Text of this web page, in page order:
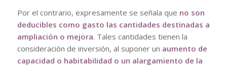
Por el contrario, expresamente se señala que no son
deducibles como gasto las cantidades destinadas a
ampliación o mejora. Tales cantidades tienen la
consideración de inversión, al suponer un aumento de
capacidad o habitabilidad o un alargamiento de la